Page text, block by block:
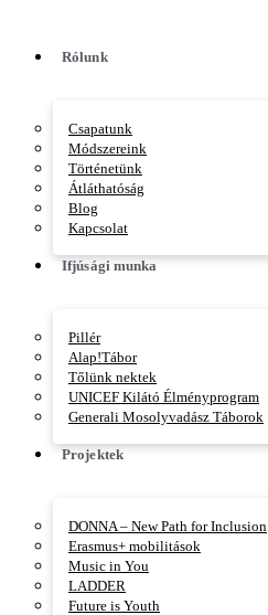
contenutoRólunk
Csapatunk
Módszereink
Történetünk
Átláthatóság
Blog
Kapcsolat
Ifjúsági munka
Pillér
Alap!Tábor
Tőlünk nektek
UNICEF Kilátó Élményprogram
Generali Mosolyvadász Táborok
Projektek
DONNA – New Path for Inclusion
Erasmus+ mobilitások
Music in You
LADDER
Future is Youth